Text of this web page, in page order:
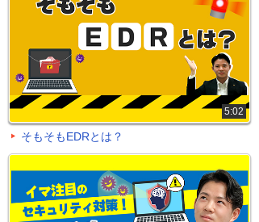
5:02
そもそもEDRとは？